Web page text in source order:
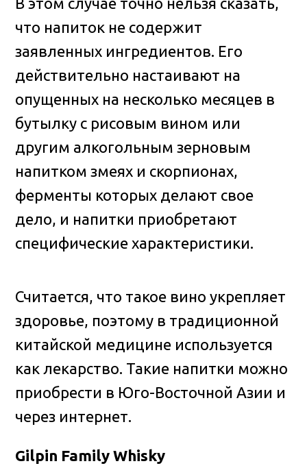
что напиток не содержит
заявленных ингредиентов. Его
действительно настаивают на
опущенных на несколько месяцев в
бутылку с рисовым вином или
другим алкогольным зерновым
напитком змеях и скорпионах,
ферменты которых делают свое
дело, и напитки приобретают
специфические характеристики.
Считается, что такое вино укрепляет
здоровье, поэтому в традиционной
китайской медицине используется
как лекарство. Такие напитки можно
приобрести в Юго-Восточной Азии и
через интернет.
Gilpin Family Whisky